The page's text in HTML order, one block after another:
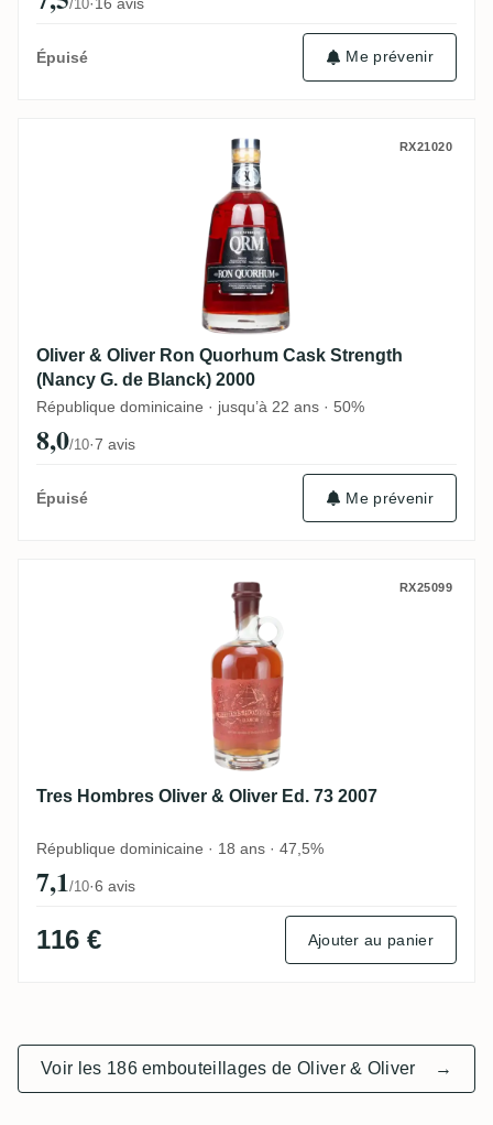
/10
Épuisé Me prévenir
Oliver & Oliver Ron Quorhum CaskRX21020
Oliver & Oliver Ron Quorhum Cask Strength
(Nancy G. de Blanck) 2000
République dominicaine · jusqu’à 22 ans · 50%
8,0/10·7 avis
Épuisé Me prévenir
Tres Hombres Oliver & Oliver Ed. 73 2007
RX25099
Tres Hombres Oliver & Oliver Ed. 73 2007
République dominicaine · 18 ans · 47,5%
7,1/10·6 avis
116 € Ajouter au panier
Voir les 186 embouteillages de Oliver & Oliver →